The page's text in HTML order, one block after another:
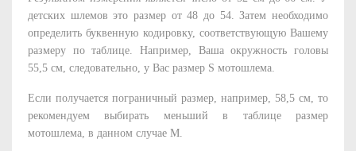
детских шлемов это размер от 48 до 54. Затем необходимо
определить буквенную кодировку, соответствующую Вашему
размеру по таблице. Например, Ваша окружность головы
55,5 см, следовательно, у Вас размер S мотошлема.
Если получается пограничный размер, например, 58,5 см, то
рекомендуем выбирать меньший в таблице размер
мотошлема, в данном случае M.